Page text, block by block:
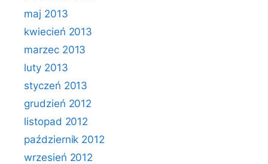
maj 2013
kwiecień 2013
marzec 2013
luty 2013
styczeń 2013
grudzień 2012
listopad 2012
październik 2012
wrzesień 2012